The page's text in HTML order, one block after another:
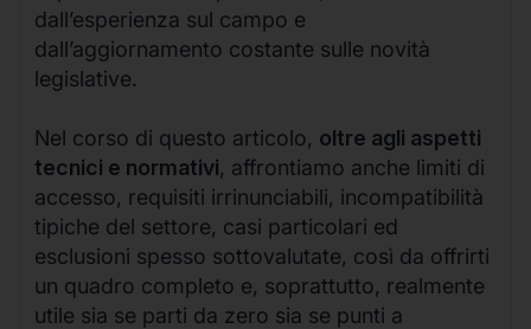
dall’esperienza sul campo e
dall’aggiornamento costante sulle novità
legislative.
Nel corso di questo articolo, oltre agli aspetti
tecnici e normativi, affrontiamo anche limiti di
accesso, requisiti irrinunciabili, incompatibilità
tipiche del settore, casi particolari ed
esclusioni spesso sottovalutate, così da offrirti
un quadro completo e, soprattutto, realmente
utile sia se parti da zero sia se punti a